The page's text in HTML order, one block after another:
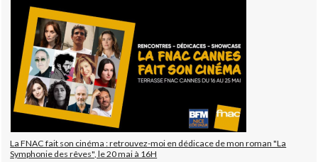
La FNAC fait son cinéma : retrouvez-moi en dédicace de mon roman "La
Symphonie des rêves", le 20 mai à 16H